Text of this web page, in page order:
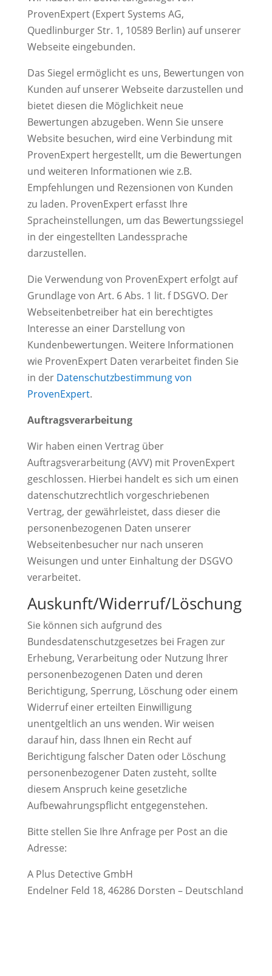
ProvenExpert (Expert Systems AG,
Quedlinburger Str. 1, 10589 Berlin) auf unserer
Webseite eingebunden.
Das Siegel ermöglicht es uns, Bewertungen von
Kunden auf unserer Webseite darzustellen und
bietet diesen die Möglichkeit neue
Bewertungen abzugeben. Wenn Sie unsere
Website besuchen, wird eine Verbindung mit
ProvenExpert hergestellt, um die Bewertungen
und weiteren Informationen wie z.B.
Empfehlungen und Rezensionen von Kunden
zu laden. ProvenExpert erfasst Ihre
Spracheinstellungen, um das Bewertungssiegel
in der eingestellten Landessprache
darzustellen.
Die Verwendung von ProvenExpert erfolgt auf
Grundlage von Art. 6 Abs. 1 lit. f DSGVO. Der
Webseitenbetreiber hat ein berechtigtes
Interesse an einer Darstellung von
Kundenbewertungen. Weitere Informationen
wie ProvenExpert Daten verarbeitet finden Sie
in der Datenschutzbestimmung von
ProvenExpert.
Auftragsverarbeitung
Wir haben einen Vertrag über
Auftragsverarbeitung (AVV) mit ProvenExpert
geschlossen. Hierbei handelt es sich um einen
datenschutzrechtlich vorgeschriebenen
Vertrag, der gewährleistet, dass dieser die
personenbezogenen Daten unserer
Webseitenbesucher nur nach unseren
Weisungen und unter Einhaltung der DSGVO
verarbeitet.
Auskunft/Widerruf/Löschung
Sie können sich aufgrund des
Bundesdatenschutzgesetzes bei Fragen zur
Erhebung, Verarbeitung oder Nutzung Ihrer
personenbezogenen Daten und deren
Berichtigung, Sperrung, Löschung oder einem
Widerruf einer erteilten Einwilligung
unentgeltlich an uns wenden. Wir weisen
darauf hin, dass Ihnen ein Recht auf
Berichtigung falscher Daten oder Löschung
personenbezogener Daten zusteht, sollte
diesem Anspruch keine gesetzliche
Aufbewahrungspflicht entgegenstehen.
Bitte stellen Sie Ihre Anfrage per Post an die
Adresse:
A Plus Detective GmbH
Endelner Feld 18, 46286 Dorsten – Deutschland